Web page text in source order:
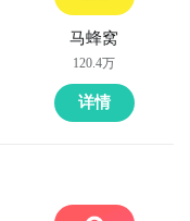
马蜂窝
120.4万
详情